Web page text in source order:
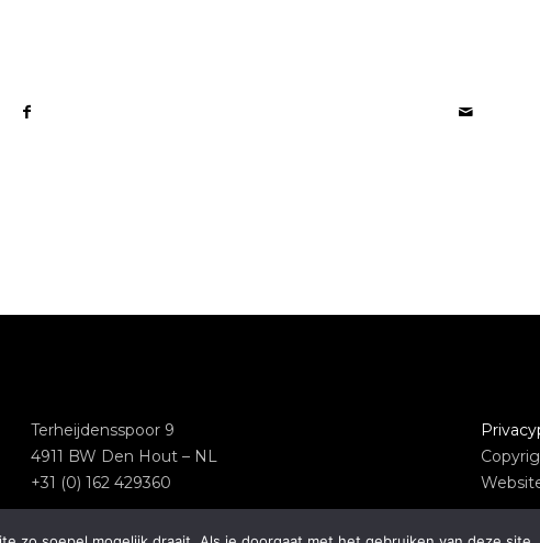
Terheijdensspoor 9
4911 BW Den Hout – NL
+31 (0) 162 429360